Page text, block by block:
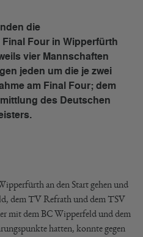
die
Four in Wipperfürth
vier Mannschaften
jeden um die je zwei
am Final Four; dem
des Deutschen
an den Start gehen und
dem TV Refrath und dem TSV
mit dem BC Wipperfeld und dem
hatten, konnte gegen